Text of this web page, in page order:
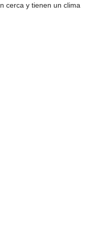
cerca y tienen un clima